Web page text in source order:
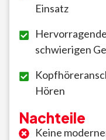
Einsatz
schwierigen
Hören
Nachteile
Keine